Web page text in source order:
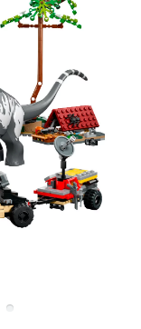
части
где
касаемая
специальной
и краник с
при легком
выбрасывается в
на волю.
щиток